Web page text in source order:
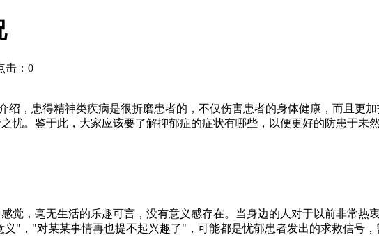
击：0
，患得精神类疾病是很折磨患者的，不仅伤害患者的身体健康，而且更
忧。鉴于此，大家应该要了解抑郁症的症状有哪些，以便更好的防患于未
，毫无生活的乐趣可言，没有意义感存在。当身边的人对于以前非常热
"，"对某某事情再也提不起兴趣了"，可能都是忧郁患者发出的求救信号，